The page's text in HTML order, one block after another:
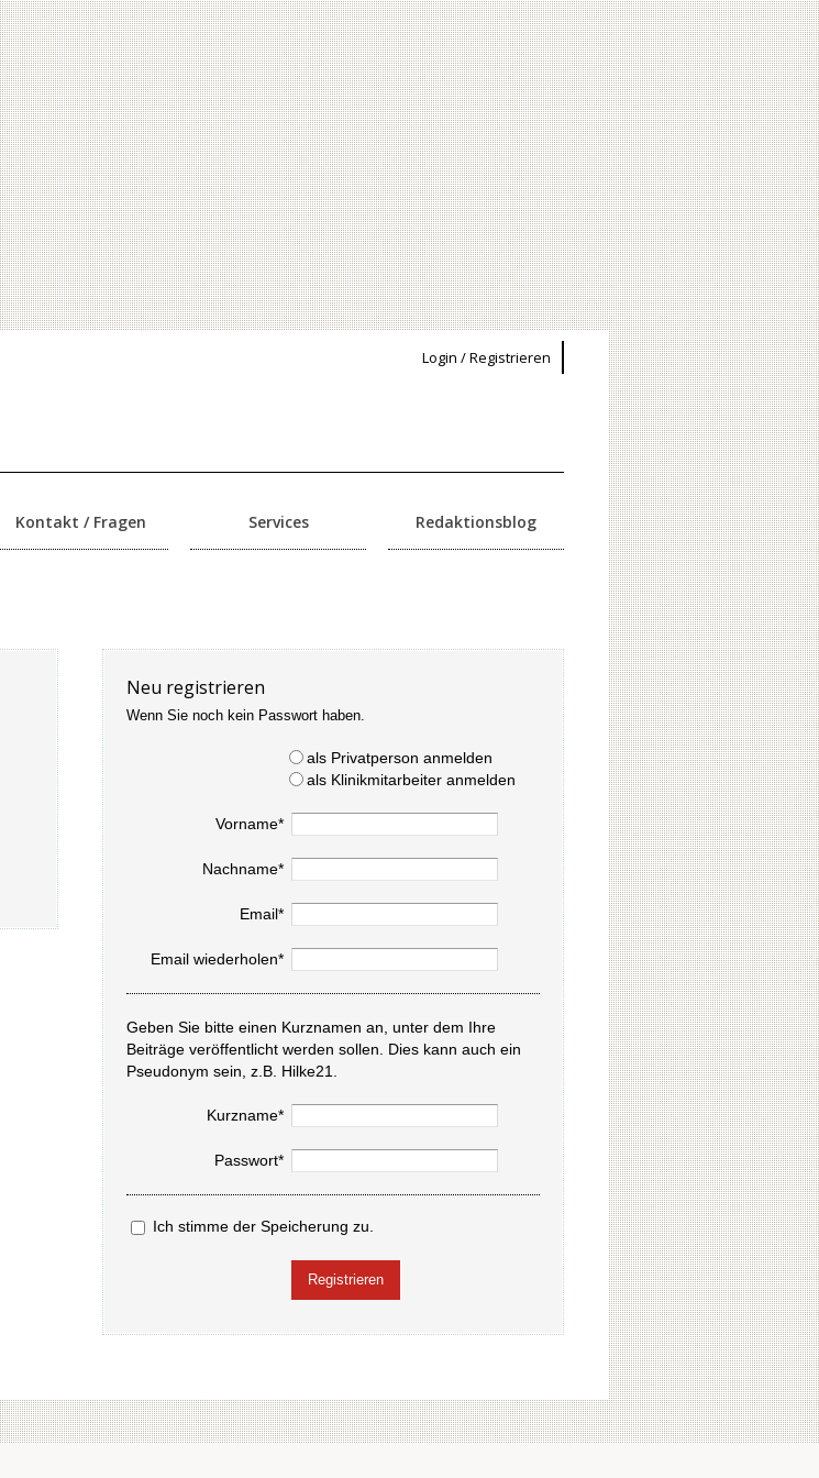
Login / Registrieren
Kontakt / Fragen Services Redaktionsblog
Neu registrieren
Wenn Sie noch kein Passwort haben.
als Privatperson anmelden
als Klinikmitarbeiter anmelden
Vorname*
Nachname*
Email*
Email wiederholen*
Geben Sie bitte einen Kurznamen an, unter dem Ihre
Beiträge veröffentlicht werden sollen. Dies kann auch ein
Pseudonym sein, z.B. Hilke21.
Kurzname*
Passwort*
Ich stimme der Speicherung zu.